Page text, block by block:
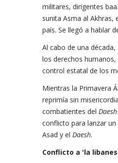
militares, dirigentes
sunita Asma al
país. Se llegó a hablar
Al cabo de una
los derechos
control estatal de los
Mientras la Primavera
reprimía sin
combatientes del Daesh
conflicto para lanzar
Asad y el Daesh.
Conflicto a 'la